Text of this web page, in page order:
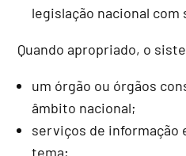
legislação nacional
Quando apropriado, o
um órgão ou órgãos
âmbito nacional;
serviços de informação
tema;